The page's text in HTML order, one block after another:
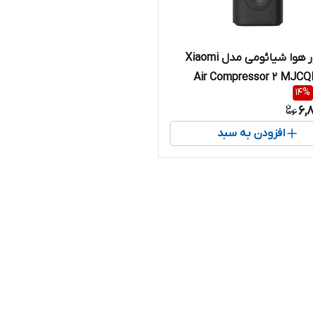
کمپرسور هوا شیائومی مدل Xiaomi
Air Compressor 2
14%
افزودن به سبد